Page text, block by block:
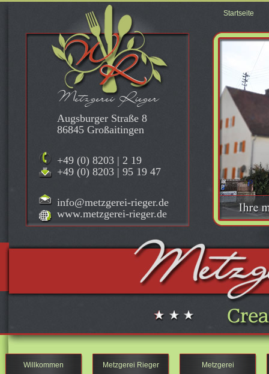
Startseite
Willkommen Metzgerei Rieger Metzgerei
Metzgerei Rieger
Augsburger Straße 8
86845 Großaitingen
+49 (0) 8203 | 2 19
+49 (0) 8203 | 95 19 47
info@metzgerei-rieger.de
www.metzgerei-rieger.de